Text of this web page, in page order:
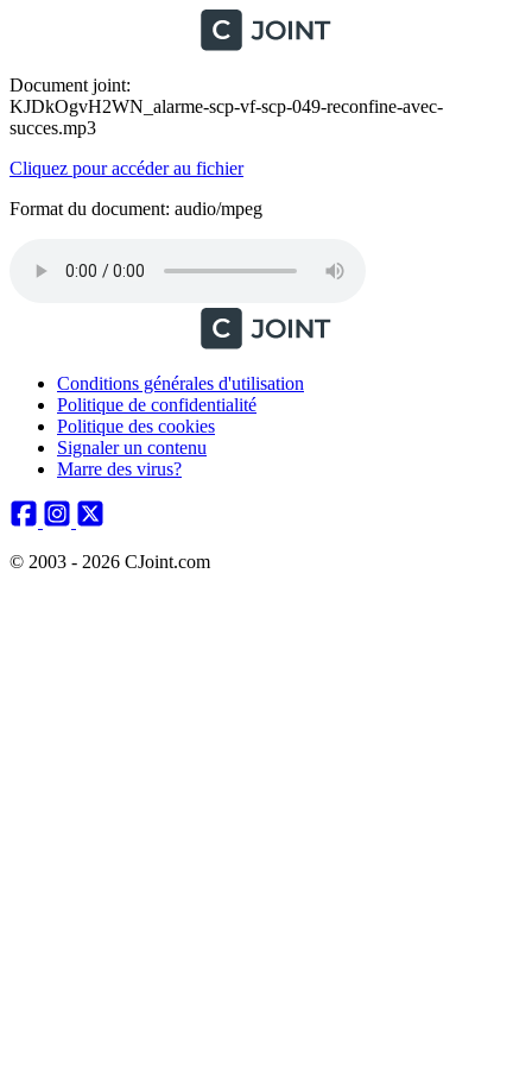
Document joint:
KJDkOgvH2WN_alarme-scp-vf-scp-049-reconfine-avec-
succes.mp3
Cliquez pour accéder au fichier
Format du document: audio/mpeg
Conditions générales d'utilisation
Politique de confidentialité
Politique des cookies
Signaler un contenu
Marre des virus?
© 2003 - 2026 CJoint.com